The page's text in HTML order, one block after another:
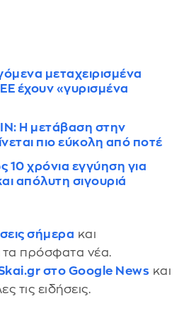
μεταχειρισμένα
έχουν «γυρισμένα
Η μετάβαση στην
πιο εύκολη από ποτέ
10 χρόνια εγγύηση για
απόλυτη σιγουριά
σήμερα και
τα πρόσφατα νέα.
στο Google News και
τις ειδήσεις.